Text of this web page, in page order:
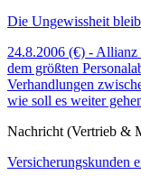
Die Ungewissheit
24.8.2006 (€) - Allianz
dem größten
Verhandlungen
wie soll es weiter
Nachricht (Vertrieb &
Versicherungskunden